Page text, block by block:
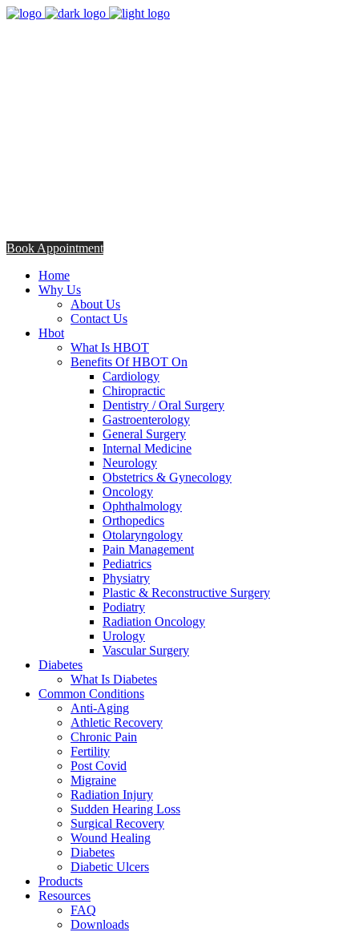
Book Appointment
Home
Why Us
About Us
Contact Us
Hbot
What Is HBOT
Benefits Of HBOT On
Cardiology
Chiropractic
Dentistry / Oral Surgery
Gastroenterology
General Surgery
Internal Medicine
Neurology
Obstetrics & Gynecology
Oncology
Ophthalmology
Orthopedics
Otolaryngology
Pain Management
Pediatrics
Physiatry
Plastic & Reconstructive Surgery
Podiatry
Radiation Oncology
Urology
Vascular Surgery
Diabetes
What Is Diabetes
Common Conditions
Anti-Aging
Athletic Recovery
Chronic Pain
Fertility
Post Covid
Migraine
Radiation Injury
Sudden Hearing Loss
Surgical Recovery
Wound Healing
Diabetes
Diabetic Ulcers
Products
Resources
FAQ
Downloads